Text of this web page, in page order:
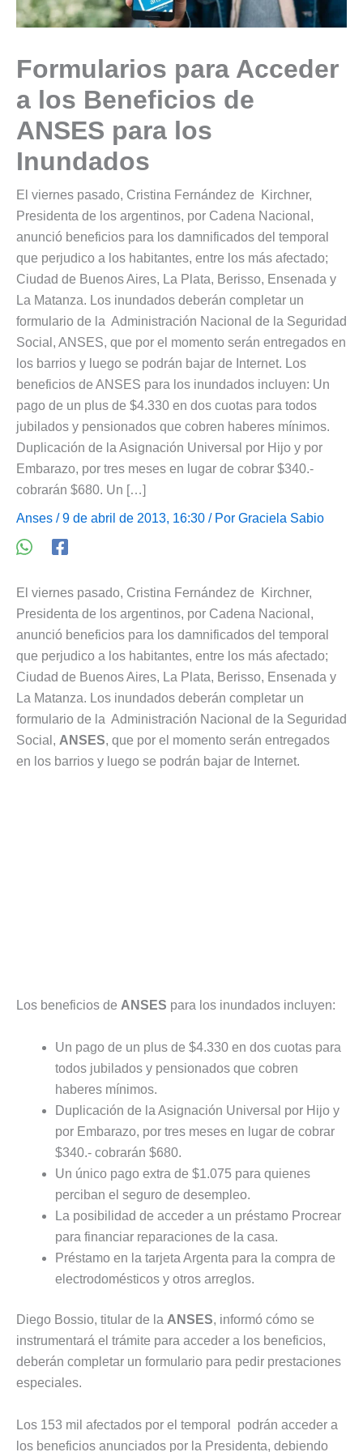
Formularios para Acceder
a los Beneficios de
ANSES para los
Inundados
El viernes pasado, Cristina Fernández de Kirchner,
Presidenta de los argentinos, por Cadena Nacional,
anunció beneficios para los damnificados del temporal
que perjudico a los habitantes, entre los más afectado;
Ciudad de Buenos Aires, La Plata, Berisso, Ensenada y
La Matanza. Los inundados deberán completar un
formulario de la Administración Nacional de la Seguridad
Social, ANSES, que por el momento serán entregados en
los barrios y luego se podrán bajar de Internet. Los
beneficios de ANSES para los inundados incluyen: Un
pago de un plus de $4.330 en dos cuotas para todos
jubilados y pensionados que cobren haberes mínimos.
Duplicación de la Asignación Universal por Hijo y por
Embarazo, por tres meses en lugar de cobrar $340.-
cobrarán $680. Un […]
Anses / 9 de abril de 2013, 16:30 / Por Graciela Sabio
El viernes pasado, Cristina Fernández de Kirchner,
Presidenta de los argentinos, por Cadena Nacional,
anunció beneficios para los damnificados del temporal
que perjudico a los habitantes, entre los más afectado;
Ciudad de Buenos Aires, La Plata, Berisso, Ensenada y
La Matanza. Los inundados deberán completar un
formulario de la Administración Nacional de la Seguridad
Social, ANSES, que por el momento serán entregados
en los barrios y luego se podrán bajar de Internet.
Los beneficios de ANSES para los inundados incluyen:
Un pago de un plus de $4.330 en dos cuotas para
todos jubilados y pensionados que cobren
haberes mínimos.
Duplicación de la Asignación Universal por Hijo y
por Embarazo, por tres meses en lugar de cobrar
$340.- cobrarán $680.
Un único pago extra de $1.075 para quienes
perciban el seguro de desempleo.
La posibilidad de acceder a un préstamo Procrear
para financiar reparaciones de la casa.
Préstamo en la tarjeta Argenta para la compra de
electrodomésticos y otros arreglos.
Diego Bossio, titular de la ANSES, informó cómo se
instrumentará el trámite para acceder a los beneficios,
deberán completar un formulario para pedir prestaciones
especiales.
Los 153 mil afectados por el temporal podrán acceder a
los beneficios anunciados por la Presidenta, debiendo